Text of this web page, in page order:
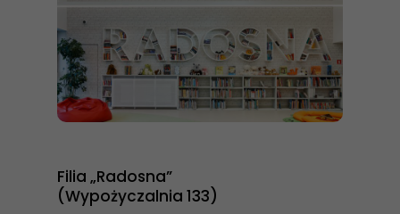
Filia „Radosna”
(Wypożyczalnia 133)